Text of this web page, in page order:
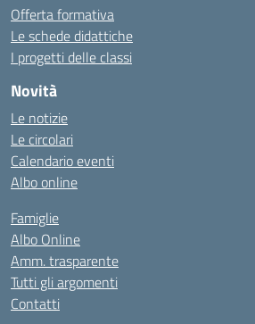
Offerta formativa
Le schede didattiche
I progetti delle classi
Novità
Le notizie
Le circolari
Calendario eventi
Albo online
Famiglie
Albo Online
Amm. trasparente
Tutti gli argomenti
Contatti